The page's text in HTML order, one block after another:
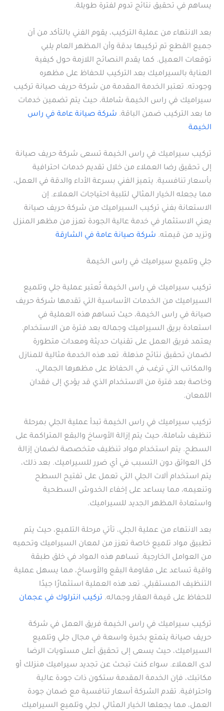
يساهم في تحقيق نتائج تدوم لفترة طويلة.
بعد الانتهاء من عملية التركيب، يقوم الفني بالتأكد من أن
جميع القطع تم تركيبها بدقة وأن المظهر العام يلبي
توقعات العميل. كما يقدم النصائح اللازمة حول كيفية
العناية بالسيراميك بعد التركيب للحفاظ على مظهره
وجودته. تعتبر الخدمة المقدمة من شركة حريف صيانة تركيب
سيراميك في راس الخيمة شاملة، حيث يتم تضمين خدمات
ما بعد التركيب ضمن الباقة. شركة صيانة عامة في راس
الخيمة
تركيب سيراميك في راس الخيمة تسعى شركة حريف صيانة
إلى تحقيق رضا العملاء من خلال تقديم خدمات احترافية
بأسعار تنافسية. يتميز الفني بسرعة الأداء والدقة في العمل،
مما يجعله الخيار المثالي لتلبية احتياجات العملاء. إن
الاستعانة بفني تركيب السيراميك من شركة حريف صيانة
يعني الاستثمار في خدمة عالية الجودة تعزز من مظهر المنزل
وتزيد من قيمته. شركة صيانة عامة في الشارقة
جلي وتلميع سيراميك في راس الخيمة
تركيب سيراميك في راس الخيمة تُعتبر عملية جلي وتلميع
السيراميك من الخدمات الأساسية التي تقدمها شركة حريف
صيانة في راس الخيمة، حيث تساهم هذه العملية في
استعادة بريق السيراميك وجماله بعد فترة من الاستخدام.
يعتمد فريق العمل على تقنيات حديثة ومعدات متطورة
لضمان تحقيق نتائج مذهلة. تعد هذه الخدمة مثالية للمنازل
والمكاتب التي ترغب في الحفاظ على مظهرها الجمالي،
وخاصة بعد فترة من الاستخدام الذي قد يؤدي إلى فقدان
اللمعان.
تركيب سيراميك في راس الخيمة تبدأ عملية الجلي بمرحلة
تنظيف شاملة، حيث يتم إزالة الأوساخ والبقع المتراكمة على
السطح. يتم استخدام مواد تنظيف متخصصة لضمان إزالة
كل العوائق دون التسبب في أي ضرر للسيراميك. بعد ذلك،
يتم استخدام آلات الجلي التي تعمل على تفتيح السطح
وتنعيمه، مما يساعد على إخفاء الخدوش السطحية
واستعادة المظهر الجديد للسيراميك.
بعد الانتهاء من عملية الجلي، تأتي مرحلة التلميع، حيث يتم
تطبيق مواد تلميع خاصة تعزز من لمعان السيراميك وتحميه
من العوامل الخارجية. تساهم هذه المواد في خلق طبقة
واقية تساعد على مقاومة البقع والأوساخ، مما يسهل عملية
التنظيف المستقبلي. تعد هذه العملية استثمارًا جيدًا
للحفاظ على قيمة العقار وجماله. تركيب انترلوك في عجمان
تركيب سيراميك في راس الخيمة فريق العمل في شركة
حريف صيانة يتمتع بخبرة واسعة في مجال جلي وتلميع
السيراميك، حيث يسعى إلى تحقيق أعلى مستويات الرضا
لدى العملاء. سواء كنت تبحث عن تجديد سيراميك منزلك أو
مكاتبك، فإن الخدمة المقدمة ستكون ذات جودة عالية
واحترافية. تقدم الشركة أسعار تنافسية مع ضمان جودة
العمل، مما يجعلها الخيار المثالي لجلي وتلميع السيراميك